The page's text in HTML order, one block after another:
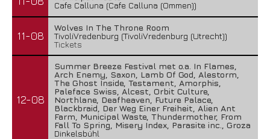
Cafe Calluna (Cafe Calluna (Ommen))
11-08
Wolves In The Throne Room
TivoliVredenburg (TivoliVredenburg (Utrecht))
Tickets
12-08
Summer Breeze Festival met o.a. In Flames,
Arch Enemy, Saxon, Lamb Of God, Alestorm,
The Ghost Inside, Testament, Amorphis,
Paleface Swiss, Alcest, Orbit Culture,
Northlane, Deafheaven, Future Palace,
Blackbraid, Der Weg Einer Freiheit, Alien Ant
Farm, Municipal Waste, Thundermother, From
Fall To Spring, Misery Index, Parasite inc., Groza
Dinkelsbühl